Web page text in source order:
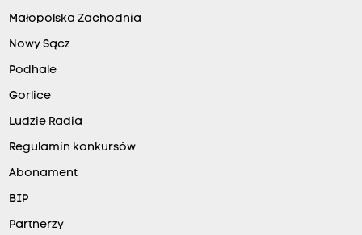
Małopolska Zachodnia
Nowy Sącz
Podhale
Gorlice
Ludzie Radia
Regulamin konkursów
Abonament
BIP
Partnerzy